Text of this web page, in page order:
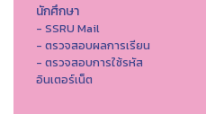
นักศึกษา
- SSRU Mail
- ตรวจสอบผลการเรียน
- ตรวจสอบการใช้รหัส
อินเตอร์เน็ต